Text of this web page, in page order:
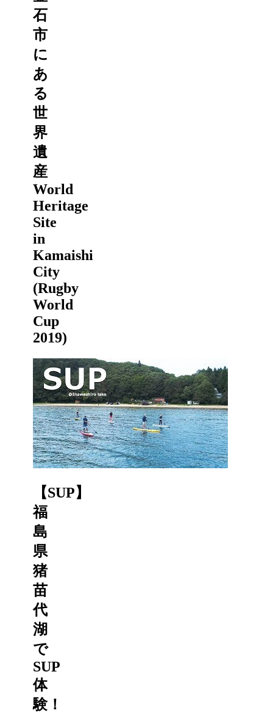
石
市
に
あ
る
世
界
遺
産
World
Heritage
Site
in
Kamaishi
City
(Rugby
World
Cup
2019)
【SUP】
福
島
県
猪
苗
代
湖
で
SUP
体
験！